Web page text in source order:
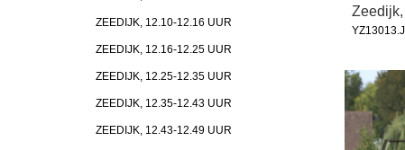
ZEEDIJK, 12.10-12.16 UUR
ZEEDIJK, 12.16-12.25 UUR
ZEEDIJK, 12.25-12.35 UUR
ZEEDIJK, 12.35-12.43 UUR
ZEEDIJK, 12.43-12.49 UUR